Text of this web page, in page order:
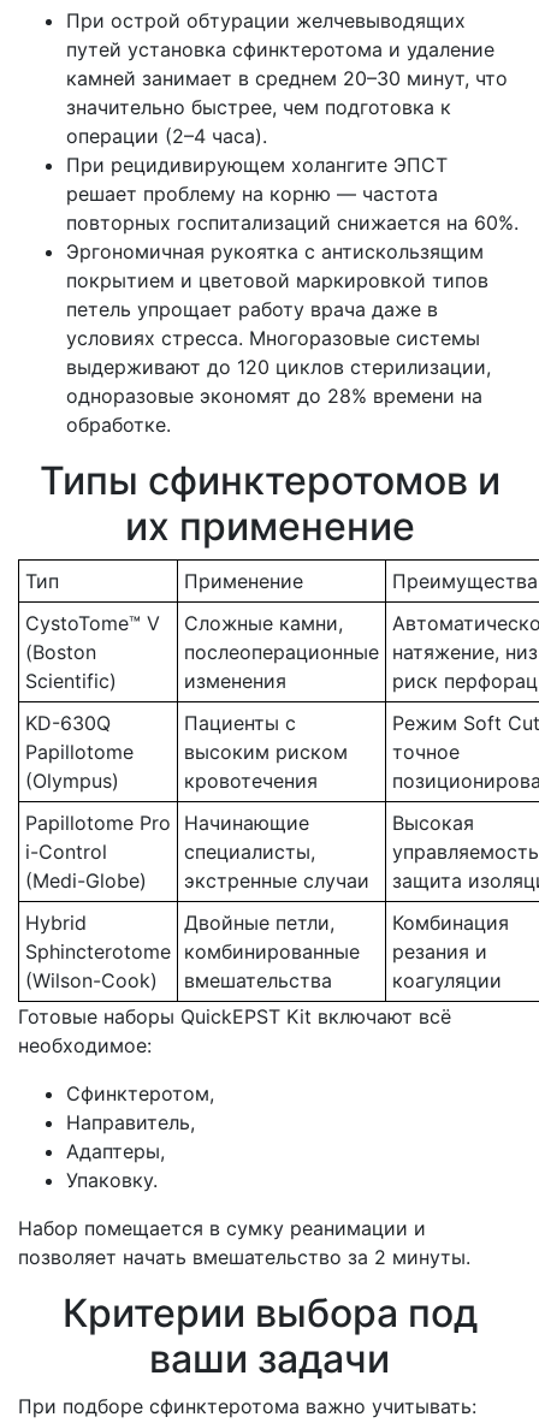
При острой обтурации желчевыводящих
путей установка сфинктеротома и удаление
камней занимает в среднем 20–30 минут, что
значительно быстрее, чем подготовка к
операции (2–4 часа).
При рецидивирующем холангите ЭПСТ
решает проблему на корню — частота
повторных госпитализаций снижается на 60%.
Эргономичная рукоятка с антискользящим
покрытием и цветовой маркировкой типов
петель упрощает работу врача даже в
условиях стресса. Многоразовые системы
выдерживают до 120 циклов стерилизации,
одноразовые экономят до 28% времени на
обработке.
Типы сфинктеротомов и
их применение
Тип Применение
Преимущества
CystoTome™ V
(Boston
Scientific)
Сложные камни,
послеоперационные
изменения
натяжение,
риск
KD-630Q
Papillotome
(Olympus)
Пациенты с
высоким риском
кровотечения
Режим Soft
точное
Papillotome Pro
i-Control
(Medi-Globe)
Начинающие
специалисты,
экстренные случаи
Высокая
защита
Hybrid
Sphincterotome
(Wilson-Cook)
Двойные петли,
комбинированные
вмешательства
Комбинация
резания и
коагуляции
Готовые наборы QuickEPST Kit включают всё
необходимое:
Сфинктеротом,
Направитель,
Адаптеры,
Упаковку.
Набор помещается в сумку реанимации и
позволяет начать вмешательство за 2 минуты.
Критерии выбора под
ваши задачи
При подборе сфинктеротома важно учитывать: